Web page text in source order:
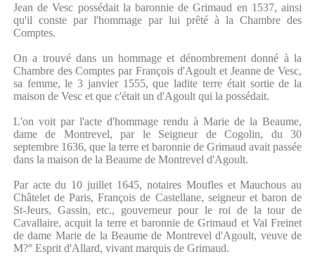
Jean de Vesc possédait la baronnie de Grimaud en 1537, ainsi
qu'il conste par l'hommage par lui prêté à la Chambre des
Comptes.
On a trouvé dans un hommage et dénombrement donné à la
Chambre des Comptes par François d'Agoult et Jeanne de Vesc,
sa femme, le 3 janvier 1555, que ladite terre était sortie de la
maison de Vesc et que c'était un d'Agoult qui la possédait.
L'on voit par l'acte d'hommage rendu à Marie de la Beaume,
dame de Montrevel, par le Seigneur de Cogolin, du 30
septembre 1636, que la terre et baronnie de Grimaud avait passée
dans la maison de la Beaume de Montrevel d'Agoult.
Par acte du 10 juillet 1645, notaires Moufles et Mauchous au
Châtelet de Paris, François de Castellane, seigneur et baron de
St-Jeurs, Gassin, etc., gouverneur pour le roi de la tour de
Cavallaire, acquit la terre et baronnie de Grimaud et Val Freinet
de dame Marie de la Beaume de Montrevel d'Agoult, veuve de
M?° Esprit d'Allard, vivant marquis de Grimaud.